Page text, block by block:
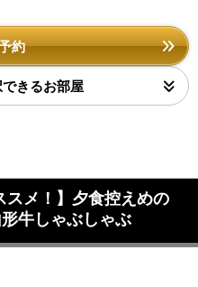
約
きるお部屋
スメ！】夕食控えめの
牛しゃぶしゃぶ